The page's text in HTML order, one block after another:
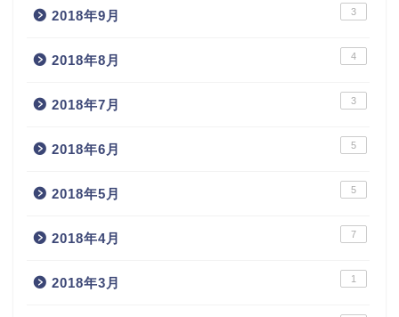
2018年9月 3
2018年8月 4
2018年7月 3
2018年6月 5
2018年5月 5
2018年4月 7
2018年3月 1